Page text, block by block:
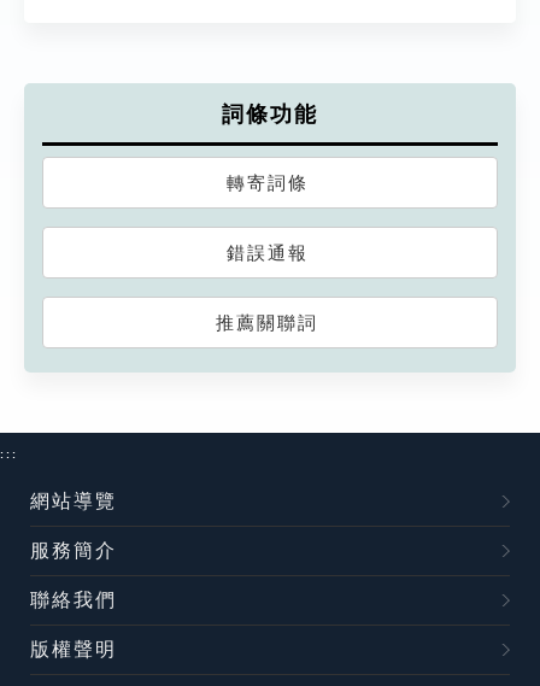
詞條功能
轉寄詞條
錯誤通報
推薦關聯詞
:::
網站導覽
服務簡介
聯絡我們
版權聲明